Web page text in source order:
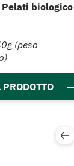
Pelati biologico
(peso